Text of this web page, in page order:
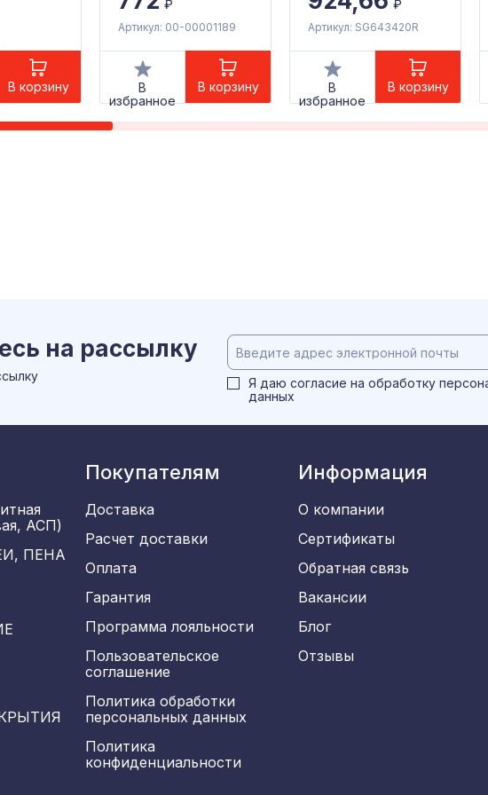
В корзину
₽
Артикул: 00-00001189
В
избранное
В корзину
₽
Артикул: SG643420R
В
избранное
В корзину
на рассылку
Я даю согласие на обработку
данных
АСП)
ПЕНА
Покупателям
Доставка
Расчет доставки
Оплата
Гарантия
Программа лояльности
Пользовательское
соглашение
Политика обработки
персональных данных
Политика
конфиденциальности
Информация
О компании
Сертификаты
Обратная связь
Вакансии
Блог
Отзывы